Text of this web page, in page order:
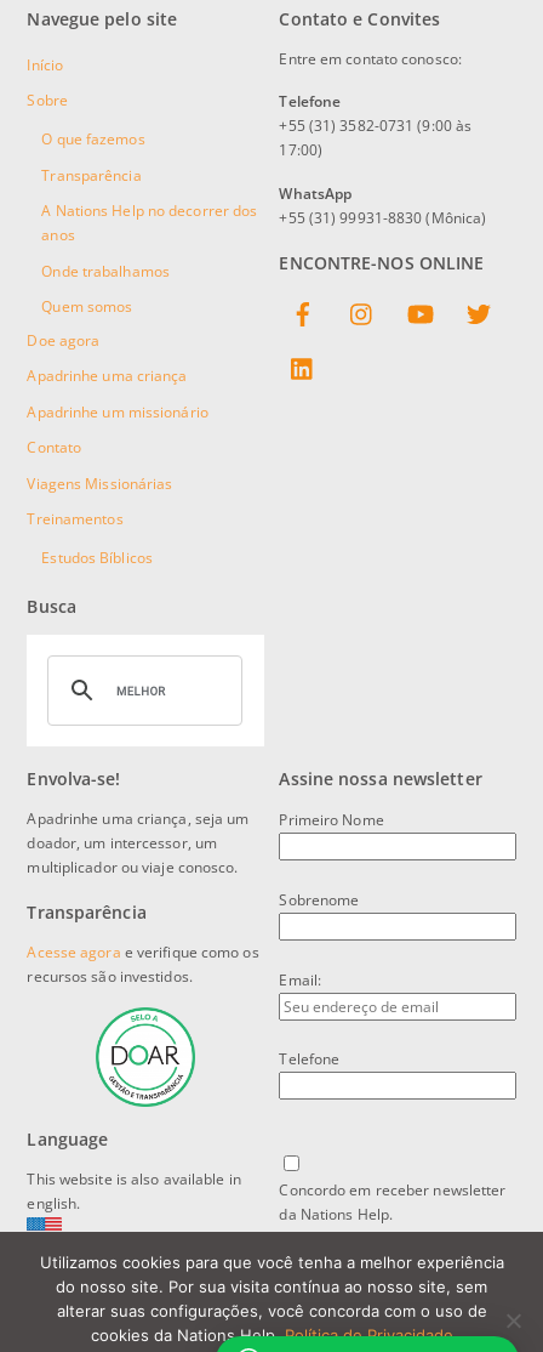
Navegue pelo site
Início
Sobre
O que fazemos
Transparência
A Nations Help no decorrer dos
anos
Onde trabalhamos
Quem somos
Doe agora
Apadrinhe uma criança
Apadrinhe um missionário
Contato
Viagens Missionárias
Treinamentos
Estudos Bíblicos
Busca
Contato e Convites
Entre em contato conosco:
Telefone
+55 (31) 3582-0731 (9:00 às
17:00)
WhatsApp
+55 (31) 99931-8830 (Mônica)
ENCONTRE-NOS ONLINE
Envolva-se!
Apadrinhe uma criança, seja um
doador, um intercessor, um
multiplicador ou viaje conosco.
Transparência
Acesse agora e verifique como os
recursos são investidos.
Language
This website is also available in
english.
Política de Privacidade e Proteção
de Dados
Assine nossa newsletter
Primeiro Nome
Sobrenome
Email:
Telefone
Concordo em receber newsletter
da Nations Help.
Utilizamos cookies para que você tenha a melhor experiência
do nosso site. Por sua visita contínua ao nosso site, sem
alterar suas configurações, você concorda com o uso de
cookies da Nations Help.Política de Privacidade